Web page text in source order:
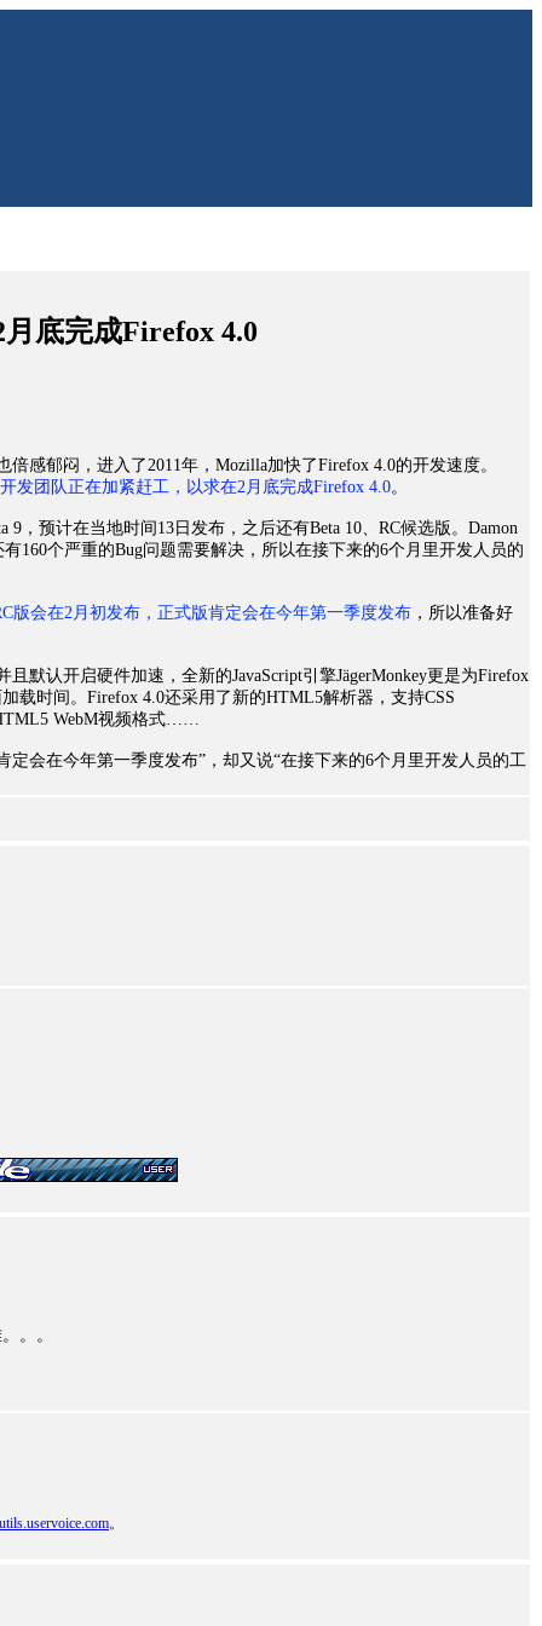
底完成Firefox 4.0
感郁闷，进入了2011年，Mozilla加快了Firefox 4.0的开发速度。
开发团队正在加紧赶工，以求在2月底完成Firefox 4.0。
9，预计在当地时间13日发布，之后还有Beta 10、RC候选版。Damon
160个严重的Bug问题需要解决，所以在接下来的6个月里开发人员的
版会在2月初发布，正式版肯定会在今年第一季度发布 ，所以准备好
默认开启硬件加速，全新的JavaScript引擎JägerMonkey更是为Firefox
载时间。Firefox 4.0还采用了新的HTML5解析器，支持CSS
WebM视频格式……
定会在今年第一季度发布”，却又说“在接下来的6个月里开发人员的工
。。
。